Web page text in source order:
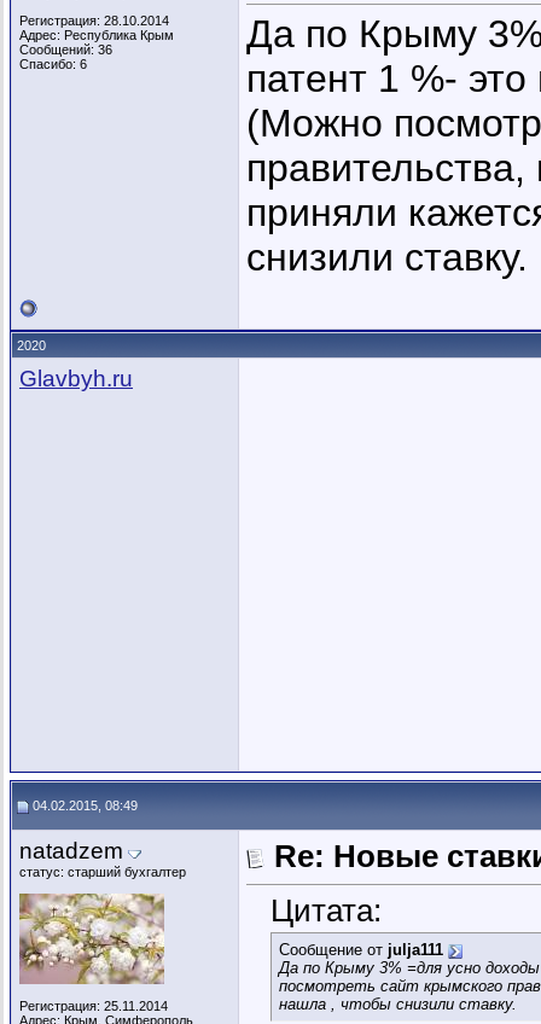
Регистрация: 28.10.2014
Адрес: Республика Крым
Сообщений: 36
Спасибо: 6
Да по Крыму
патент 1 %-
(Можно
приняли
снизили ставку.
2020
Glavbyh.ru
04.02.2015, 08:49
natadzem
статус: старший бухгалтер
Регистрация: 25.11.2014
Адрес: Крым, Симферополь
Re: Новые
Цитата:
Сообщение от julja111
Да по Крыму 3% =для усно
посмотреть сайт крымского
нашла , чтобы снизили ставку.